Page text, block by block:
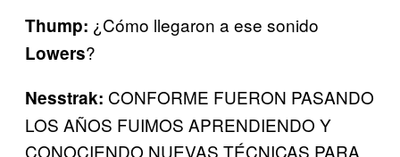
Thump: ¿Cómo llegaron a ese sonido
Lowers?
Nesstrak: CONFORME FUERON PASANDO
LOS AÑOS FUIMOS APRENDIENDO Y
CONOCIENDO NUEVAS TÉCNICAS PARA